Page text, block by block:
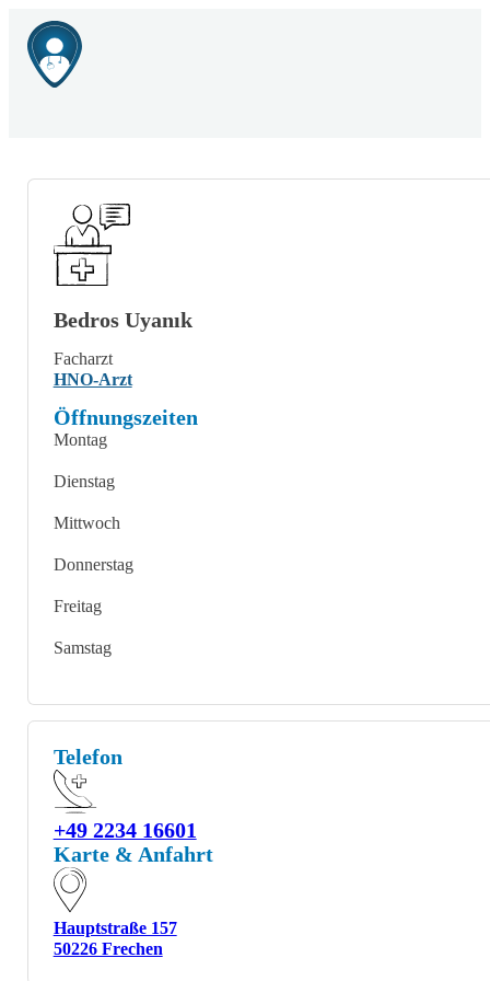
Telefon
+49 2234 16601
Karte & Anfahrt
Hauptstraße 157
50226 Frechen
Bedros Uyanık
Facharzt
HNO-Arzt
Öffnungszeiten
Montag
Dienstag
Mittwoch
Donnerstag
Freitag
Samstag